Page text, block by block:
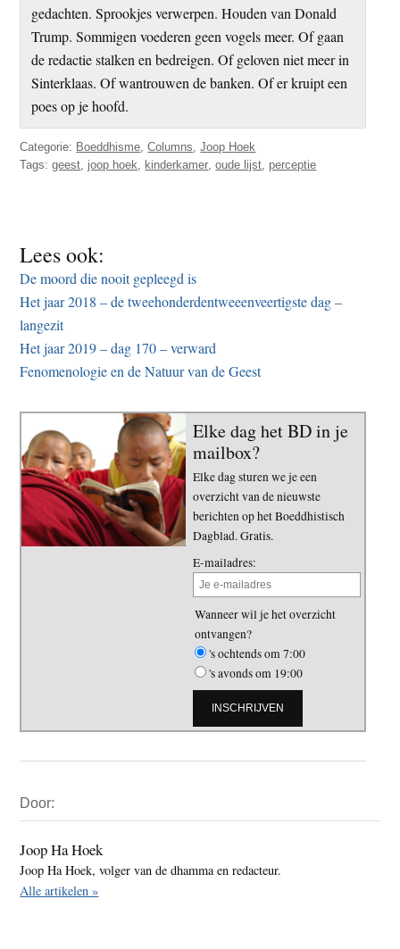
gedachten. Sprookjes verwerpen. Houden van Donald
Trump. Sommigen voederen geen vogels meer. Of gaan
de redactie stalken en bedreigen. Of geloven niet meer in
Sinterklaas. Of wantrouwen de banken. Of er kruipt een
poes op je hoofd.
Categorie: Boeddhisme,Columns,Joop Hoek
Tags:geest, joop hoek, kinderkamer,oude lijst, perceptie
Lees ook:
De moord die nooit gepleegd is
Het jaar 2018 – de tweehonderdentweeenveertigste dag –
langezit
Het jaar 2019 – dag 170 – verward
Fenomenologie en de Natuur van de Geest
Elke dag het BD in je
mailbox?
Elke dag sturen we je een
overzicht van de nieuwste
berichten op het Boeddhistisch
Dagblad. Gratis.
E-mailadres:
Wanneer wil je het overzicht
ontvangen?
's ochtends om 7:00
's avonds om 19:00
Sidebar
Door:
Joop Ha Hoek
Joop Ha Hoek, volger van de dhamma en redacteur.
Alle artikelen »